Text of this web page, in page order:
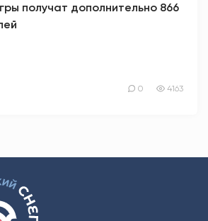
получат дополнительно 866
0 4163